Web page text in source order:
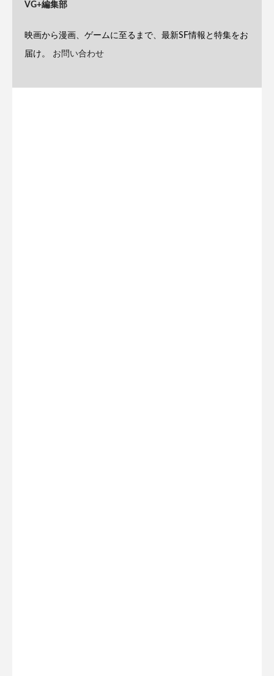
VG+編集部
映画から漫画、ゲームに至るまで、最新SF情報と特集をお
届け。 お問い合わせ